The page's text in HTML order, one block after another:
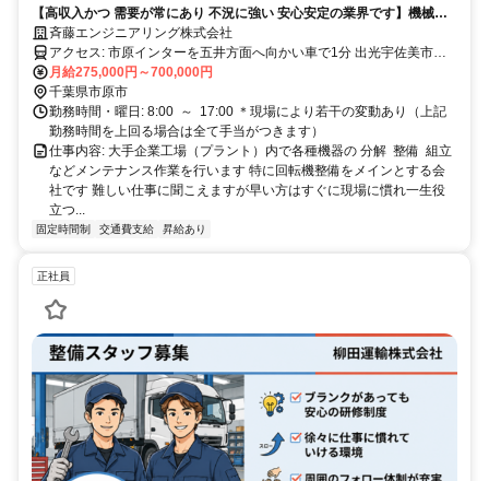
【高収入かつ 需要が常にあり 不況に強い 安心安定の業界です】機械い
じりが好きな方や未経験者歓迎！経験者は優遇いたします（給与面相談
可） ずっと体を使って現場作業ではなく経験や能力に合わせて適切
なポジション（技術指導や現場管理など）をご用意いたしますので年齢
を重ねても活躍する事が可能です。また、退職金が必ずもらえる建設業
退職金共済に加入しておりますので退職後も安心です。
斉藤エンジニアリング株式会社
アクセス: 市原インターを五井方面へ向かい車で1分 出光宇佐美市原
インターSS 297号店となり ローソン市原インター 297号店斜め向か
い
月給275,000円～700,000円
千葉県市原市
勤務時間・曜日: 8:00 ～ 17:00 ＊現場により若干の変動あり（上記
勤務時間を上回る場合は全て手当がつきます）
仕事内容: 大手企業工場（プラント）内で各種機器の 分解 整備 組立
などメンテナンス作業を行います 特に回転機整備をメインとする会
社です 難しい仕事に聞こえますが早い方はすぐに現場に慣れ一生役
立つ...
固定時間制 交通費支給 昇給あり
正社員